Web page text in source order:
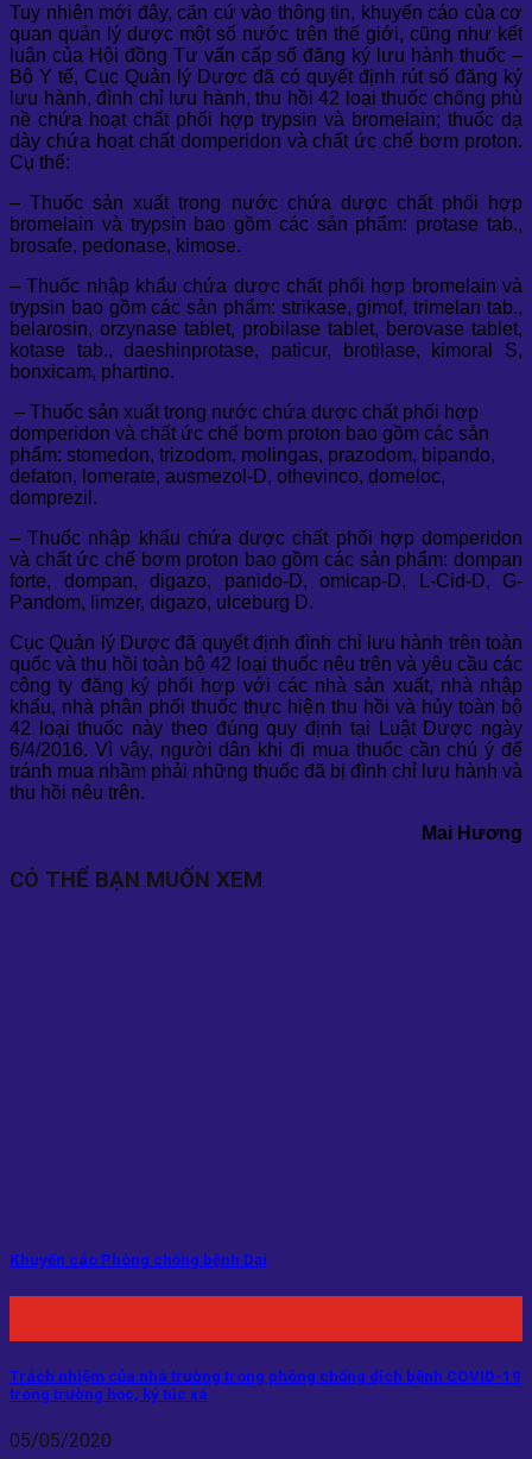
Tuy nhiên mới đây, căn cứ vào thông tin, khuyến cáo của cơ
quan quản lý dược một số nước trên thế giới, cũng như kết
luận của Hội đồng Tư vấn cấp số đăng ký lưu hành thuốc –
Bộ Y tế, Cục Quản lý Dược đã có quyết định rút số đăng ký
lưu hành, đình chỉ lưu hành, thu hồi 42 loại thuốc chống phù
nề chứa hoạt chất phối hợp trypsin và bromelain; thuốc dạ
dày chứa hoạt chất domperidon và chất ức chế bơm proton.
Cụ thể:
– Thuốc sản xuất trong nước chứa dược chất phối hợp
bromelain và trypsin bao gồm các sản phẩm: protase tab.,
brosafe, pedonase, kimose.
– Thuốc nhập khẩu chứa dược chất phối hợp bromelain và
trypsin bao gồm các sản phẩm: strikase, gimof, trimelan tab.,
belarosin, orzynase tablet, probilase tablet, berovase tablet,
kotase tab., daeshinprotase, paticur, brotilase, kimoral S,
bonxicam, phartino.
– Thuốc sản xuất trong nước chứa dược chất phối hợp
domperidon và chất ức chế bơm proton bao gồm các sản
phẩm: stomedon, trizodom, molingas, prazodom, bipando,
defaton, lomerate, ausmezol-D, othevinco, domeloc,
domprezil.
– Thuốc nhập khẩu chứa dược chất phối hợp domperidon
và chất ức chế bơm proton bao gồm các sản phẩm: dompan
forte, dompan, digazo, panido-D, omicap-D, L-Cid-D, G-
Pandom, limzer, digazo, ulceburg D.
Cục Quản lý Dược đã quyết định đình chỉ lưu hành trên toàn
quốc và thu hồi toàn bộ 42 loại thuốc nêu trên và yêu cầu các
công ty đăng ký phối hợp với các nhà sản xuất, nhà nhập
khẩu, nhà phân phối thuốc thực hiện thu hồi và hủy toàn bộ
42 loại thuốc này theo đúng quy định tại Luật Dược ngày
6/4/2016. Vì vậy, người dân khi đi mua thuốc cần chú ý để
tránh mua nhầm phải những thuốc đã bị đình chỉ lưu hành và
thu hồi nêu trên.
Mai Hương
CÓ THỂ BẠN MUỐN XEM
Khuyến cáo Phòng chống bệnh Dại
Trách nhiệm của nhà trường trong phòng chống dịch bệnh COVID-19
trong trường học, ký túc xá
05/05/2020